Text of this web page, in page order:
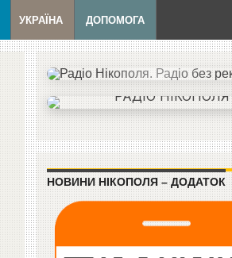
УКРАЇНА ДОПОМОГА
НОВИНИ НІКОПОЛЯ – ДОДАТОК